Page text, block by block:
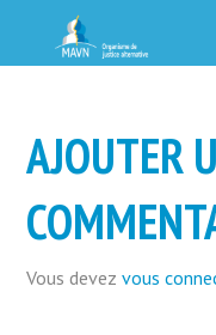
AJOUTER
Vous devezvous